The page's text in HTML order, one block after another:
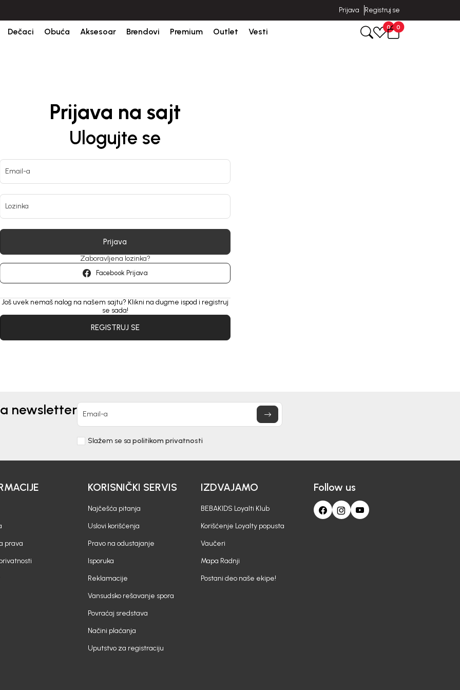
Isporuka u roku od 3-5 dana od dana kreiranja porudžbine.
Prijava Registruj se
Dečaci Obuća Aksesoar Brendovi Premium Outlet Vesti 0 0
Prijava na sajt
Ulogujte se
Email-a
Lozinka
Prijava
Zaboravljena lozinka?
Facebook Prijava
Još uvek nemaš nalog na našem sajtu? Klikni na dugme ispod i registruj
se sada!
REGISTRUJ SE
newsletter Email-a
Slažem se sa politikom privatnosti
prava
KORISNIČKI SERVIS
Najčešća pitanja
Uslovi korišćenja
Pravo na odustajanje
Isporuka
Reklamacije
Vansudsko rešavanje spora
Povraćaj sredstava
Načini plaćanja
Uputstvo za registraciju
IZDVAJAMO
BEBAKIDS Loyalti Klub
Korišćenje Loyalty popusta
Vaučeri
Mapa Radnji
Postani deo naše ekipe!
Follow us